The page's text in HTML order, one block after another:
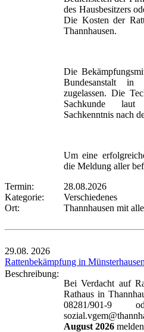
des Hausbesitzers
Die Kosten der
Thannhausen.
Die
Bundesanstalt in
zugelassen. Die
Sachkunde laut
Sachkenntnis nach
Um eine
die Meldung aller
Termin:
28.08.2026
Kategorie:
Verschiedenes
Ort:
Thannhausen mit
29.08. 2026
Rattenbekämpfung in
Beschreibung:
Bei Verdacht auf
Rathaus in
08281/901-
August 2026